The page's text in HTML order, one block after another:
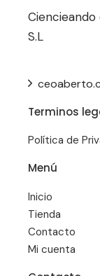
S.L
Terminos
Política de
Menú
Inicio
Tienda
Contacto
Mi cuenta